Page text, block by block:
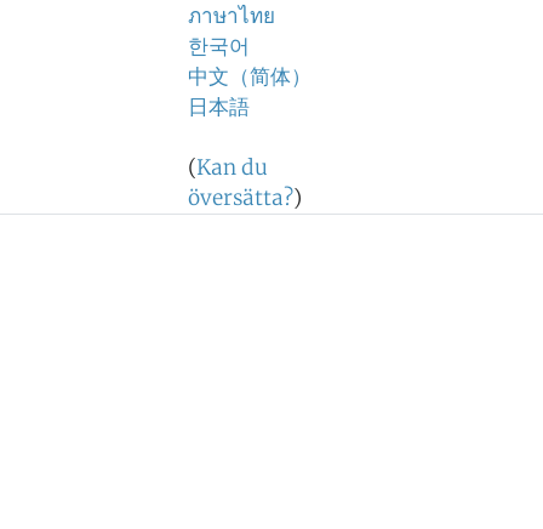
ภาษาไทย
한국어
中文（简体）
日本語
(Kan du
översätta?)